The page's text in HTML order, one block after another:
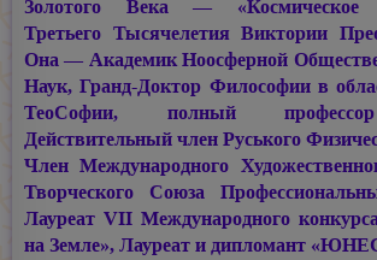
Золотого Века — «Космическое
Третьего Тысячелетия Виктории
Она — Академик Ноосферной
Наук, Гранд-Доктор Философии в
ТеоСофии, полный
Действительный член Руського
Член Международного
Творческого Союза
Лауреат VII Международного
на Земле», Лауреат и дипломант